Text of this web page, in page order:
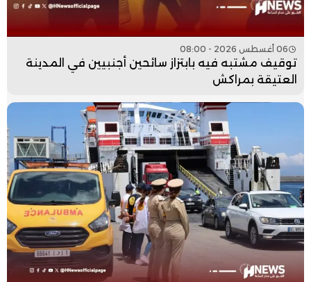
06 أغسطس 2026 - 08:00
توقيف مشتبه فيه بابتزاز سائحين أجنبيين في المدينة
العتيقة بمراكش